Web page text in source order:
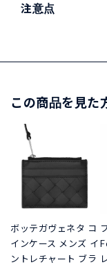
注意点
この商品を見た
ボッテガヴェネタ コ
インケース メンズ イ
ントレチャート ブラ